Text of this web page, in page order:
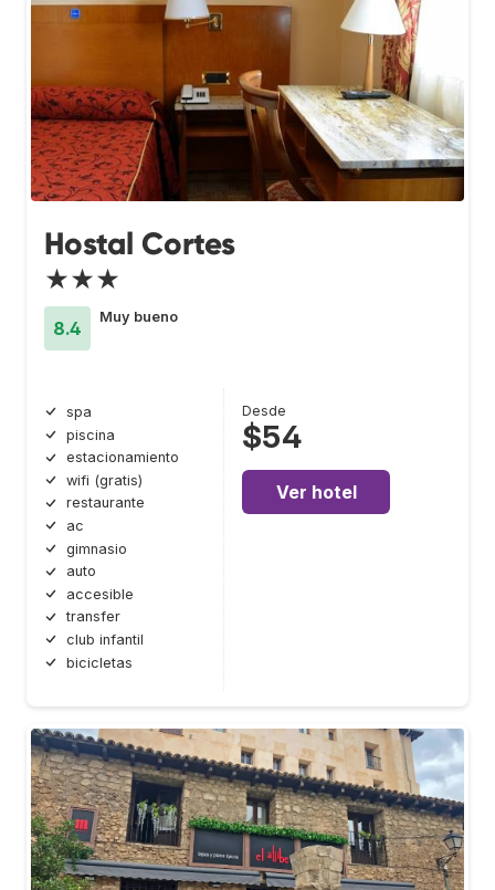
Hostal Cortes
★★★
8.4
Muy bueno
spa
piscina
estacionamiento
wifi (gratis)
restaurante
ac
gimnasio
auto
accesible
transfer
club infantil
bicicletas
Desde
$54
Ver hotel